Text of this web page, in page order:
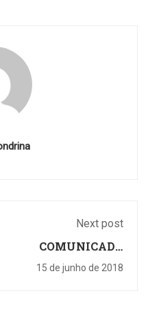
Next post
COMUNICADO
COPA DO MUNDO
15 de junho de 2018